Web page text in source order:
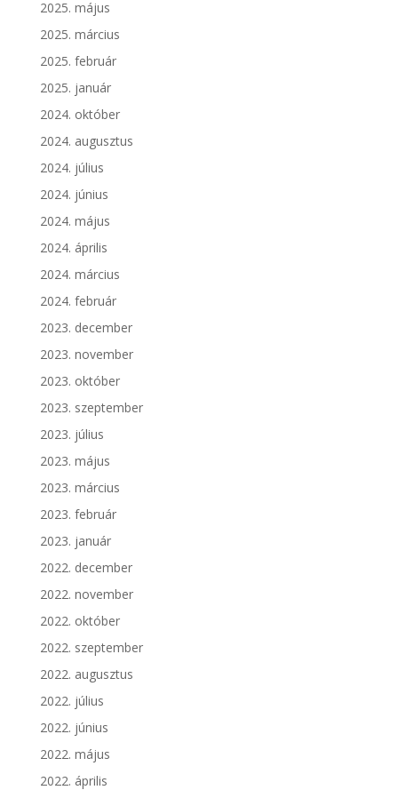
2025. május
2025. március
2025. február
2025. január
2024. október
2024. augusztus
2024. július
2024. június
2024. május
2024. április
2024. március
2024. február
2023. december
2023. november
2023. október
2023. szeptember
2023. július
2023. május
2023. március
2023. február
2023. január
2022. december
2022. november
2022. október
2022. szeptember
2022. augusztus
2022. július
2022. június
2022. május
2022. április